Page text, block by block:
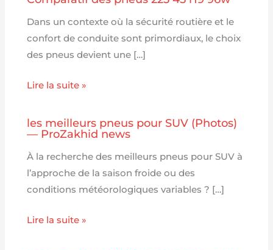
Dans un contexte où la sécurité routière et le
confort de conduite sont primordiaux, le choix
des pneus devient une […]
Lire la suite »
les meilleurs pneus pour SUV (Photos)
— ProZakhid news
À la recherche des meilleurs pneus pour SUV à
l’approche de la saison froide ou des
conditions météorologiques variables ? […]
Lire la suite »